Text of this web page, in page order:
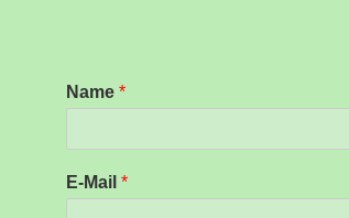
Name *
E-Mail *